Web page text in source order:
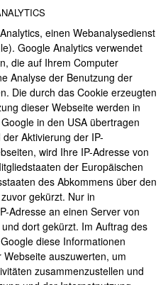
einen Webanalysedienst
Google Analytics verwendet
die auf Ihrem Computer
Analyse der Benutzung der
Die durch das Cookie erzeugten
dieser Webseite werden in
in den USA übertragen
Aktivierung der IP-
wird Ihre IP-Adresse von
der Europäischen
des Abkommens über den
gekürzt. Nur in
Adresse an einen Server von
dort gekürzt. Im Auftrag des
diese Informationen
auszuwerten, um
zusammenzustellen und